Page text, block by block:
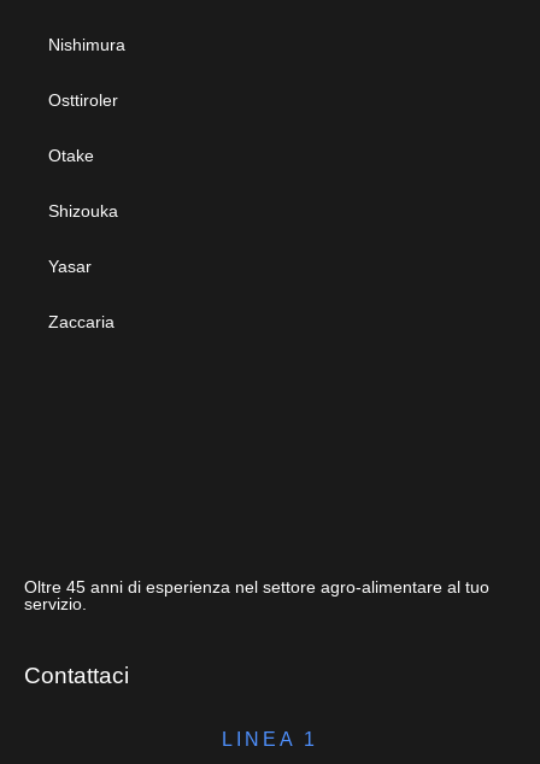
Nishimura
Osttiroler
Otake
Shizouka
Yasar
Zaccaria
Oltre 45 anni di esperienza nel settore agro-alimentare al tuo
servizio.
Contattaci
LINEA 1